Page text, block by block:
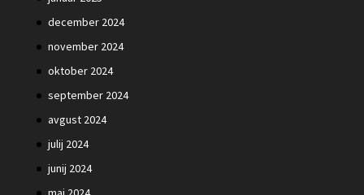
december 2024
november 2024
oktober 2024
september 2024
avgust 2024
julij 2024
junij 2024